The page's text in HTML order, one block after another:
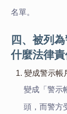
名單。
四、被列
什麼法律責
1. 變成警示帳
變成「警示
頭，而警方